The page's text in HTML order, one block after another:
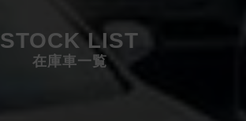
STOCK LIST
在庫車一覧